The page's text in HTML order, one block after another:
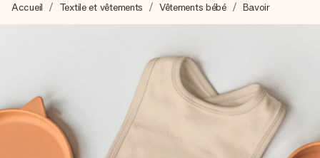
Nous préparons votre cadeau avec attention et l’envoyons
en un éclair – pour que vous puissiez l’offrir au bon moment,
4,9 (sur la base de +15 000 avis)
Nos cadeaux sont appréciés. Les clients nous attribuent
une note de 4,9 sur Google Reviews (total de tous les
pays où nous sommes présents).
Accueil Textile et vêtements Vêtements bébé Bavoir